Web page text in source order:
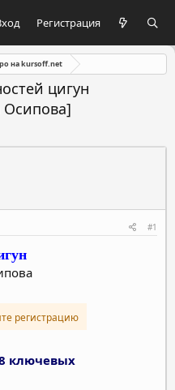
Регистрация
на kursoff.net
цигун
#1
регистрацию
ключевых